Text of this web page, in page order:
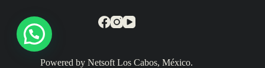
Powered by Netsoft Los Cabos, México.